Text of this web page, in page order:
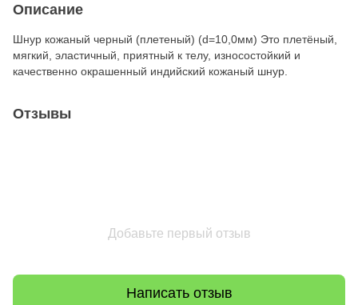
Описание
Шнур кожаный черный (плетеный) (d=10,0мм) Это плетёный,
мягкий, эластичный, приятный к телу, износостойкий и
качественно окрашенный индийский кожаный шнур.
Отзывы
Добавьте первый отзыв
Написать отзыв